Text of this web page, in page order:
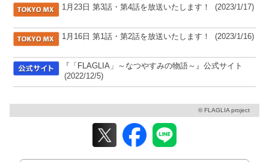
[TOKYO MX]
1月23日 第3話・第4話を放送いたします！ (2023/1/17)
[TOKYO MX]
1月16日 第1話・第2話を放送いたします！ (2023/1/16)
[公式サイト]
『「FLAGLIA」～なつやすみの物語～』公式サイト
(2022/12/5)
© FLAGLIA project